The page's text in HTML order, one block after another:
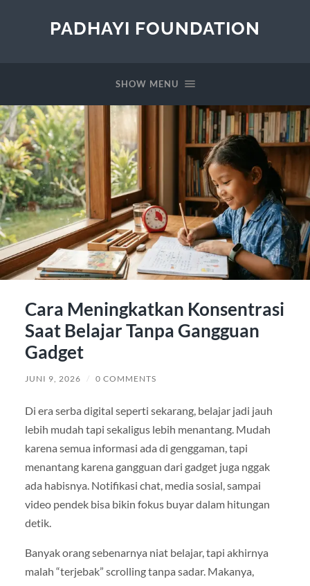
PADHAYI FOUNDATION
SHOW MENU
Cara Meningkatkan Konsentrasi
Saat Belajar Tanpa Gangguan
Gadget
JUNI 9, 2026 / 0 COMMENTS
Di era serba digital seperti sekarang, belajar jadi jauh
lebih mudah tapi sekaligus lebih menantang. Mudah
karena semua informasi ada di genggaman, tapi
menantang karena gangguan dari gadget juga nggak
ada habisnya. Notifikasi chat, media sosial, sampai
video pendek bisa bikin fokus buyar dalam hitungan
detik.
Banyak orang sebenarnya niat belajar, tapi akhirnya
malah “terjebak” scrolling tanpa sadar. Makanya,